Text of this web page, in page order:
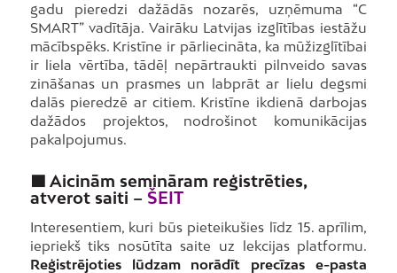
gadu pieredzi dažādās nozarēs, uzņēmuma “C
SMART” vadītāja. Vairāku Latvijas izglītības iestāžu
mācībspēks. Kristīne ir pārliecināta, ka mūžizglītībai
ir liela vērtība, tādēļ nepārtraukti pilnveido savas
zināšanas un prasmes un labprāt ar lielu degsmi
dalās pieredzē ar citiem. Kristīne ikdienā darbojas
dažādos projektos, nodrošinot komunikācijas
pakalpojumus.
🟪 Aicinām semināram reģistrēties,
atverot saiti – ŠEIT
Interesentiem, kuri būs pieteikušies līdz 15. aprīlim,
iepriekš tiks nosūtīta saite uz lekcijas platformu.
Reģistrējoties lūdzam norādīt precīzas e-pasta